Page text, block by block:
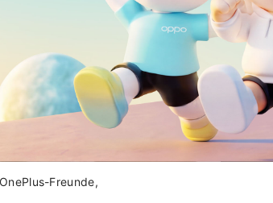
one ends and the other starts.
to see
View
Freunde,